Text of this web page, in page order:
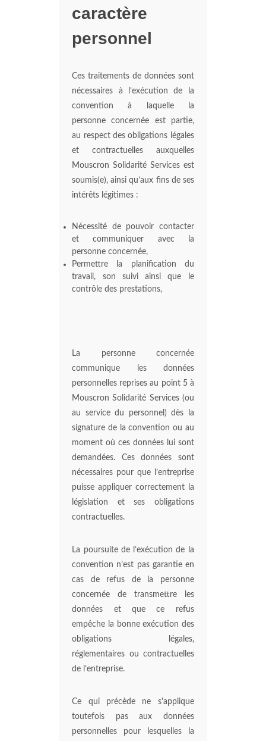
caractère
personnel
Ces traitements de données sont
nécessaires à l’exécution de la
convention à laquelle la
personne concernée est partie,
au respect des obligations légales
et contractuelles auxquelles
Mouscron Solidarité Services est
soumis(e), ainsi qu’aux fins de ses
intérêts légitimes :
Nécessité de pouvoir contacter
et communiquer avec la
personne concernée,
Permettre la planification du
travail, son suivi ainsi que le
contrôle des prestations,
La personne concernée
communique les données
personnelles reprises au point 5 à
Mouscron Solidarité Services (ou
au service du personnel) dès la
signature de la convention ou au
moment où ces données lui sont
demandées. Ces données sont
nécessaires pour que l’entreprise
puisse appliquer correctement la
législation et ses obligations
contractuelles.
La poursuite de l’exécution de la
convention n’est pas garantie en
cas de refus de la personne
concernée de transmettre les
données et que ce refus
empêche la bonne exécution des
obligations légales,
réglementaires ou contractuelles
de l’entreprise.
Ce qui précède ne s'applique
toutefois pas aux données
personnelles pour lesquelles la